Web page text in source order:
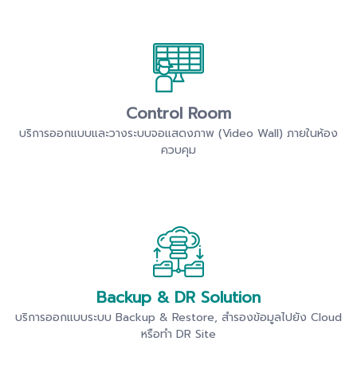
Control Room
บริการออกแบบและวางระบบจอแสดงภาพ (Video Wall) ภายในห้อง
ควบคุม
Backup & DR Solution
บริการออกแบบระบบ Backup & Restore, สำรองข้อมูลไปยัง Cloud
หรือทำ DR Site